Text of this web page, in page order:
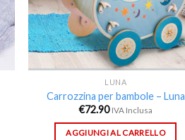
LUNA
Carrozzina per bambole – Luna
€72.90 IVA Inclusa
AGGIUNGI AL CARRELLO